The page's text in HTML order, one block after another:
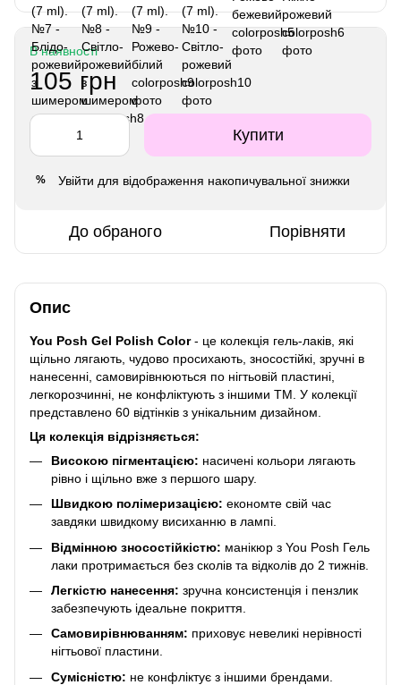
В наявності
105 грн
Купити
% Увійти для відображення накопичувальної знижки
До обраного Порівняти
Опис
You Posh Gel Polish Color- це колекція гель-лаків, які
щільно лягають, чудово просихають, зносостійкі, зручні в
нанесенні, самовирівнюються по нігтьовій пластині,
легкорозчинні, не конфліктують з іншими ТМ. У колекції
представлено 60 відтінків з унікальним дизайном.
Ця колекція відрізняється:
Високою пігментацією: насичені кольори лягають
рівно і щільно вже з першого шару.
Швидкою полімеризацією: економте свій час
завдяки швидкому висиханню в лампі.
Відмінною зносостійкістю: манікюр з You Posh Гель
лаки протримається без сколів та відколів до 2 тижнів.
Легкістю нанесення: зручна консистенція і пензлик
забезпечують ідеальне покриття.
Самовирівнюванням: приховує невеликі нерівності
нігтьової пластини.
Сумісністю: не конфліктує з іншими брендами.